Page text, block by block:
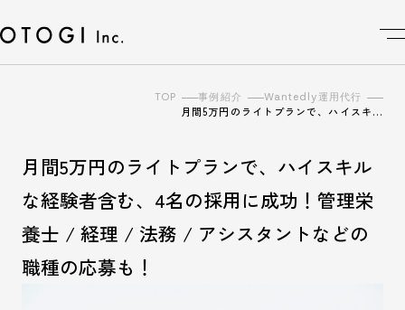
TOP 事例紹介 Wantedly運用代行
月間5万円のライトプランで、ハイスキ…
月間5万円のライトプランで、ハイスキル
な経験者含む、4名の採用に成功！管理栄
養士 / 経理 / 法務 / アシスタントなどの
職種の応募も！